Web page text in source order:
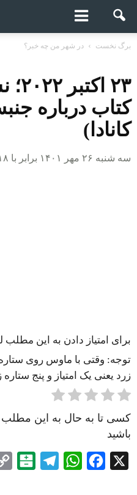
برگ نخست در شهر من چه خبر؟
۲۳
کتاب درباره
کانادا)
سه شنبه ۲۶ مهر ۱۴۰۱ برابر با ۱۸ اکتبر ۲۰۲۲
برای امتیاز دادن به این مطلب
توجه: وقتی با ماوس روی
زرد یعنی یک امتیاز و پنج ستاره
کسی تا به حال به این مطلب
باشید
X
Facebook
WhatsApp
Telegram